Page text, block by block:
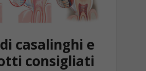
casalinghi e
consigliati